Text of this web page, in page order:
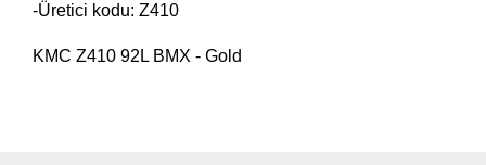
-Üretici kodu: Z410
KMC Z410 92L BMX - Gold